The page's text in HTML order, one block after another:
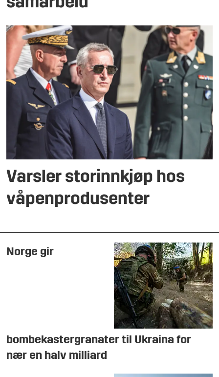
Varsler storinnkjøp hos
våpenprodusenter
Norge gir
bombekastergranater til Ukraina for
nær en halv milliard